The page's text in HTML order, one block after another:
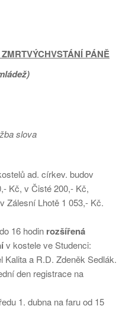
PÁNĚ
slova
ad. církev. budov
Kč, v Čisté 200,- Kč,
Zálesní Lhotě 1 053,- Kč.
16 hodin rozšířená
v kostele ve Studenci:
Kalita a R.D. Zdeněk Sedlák.
den registrace na
1. dubna na faru od 15